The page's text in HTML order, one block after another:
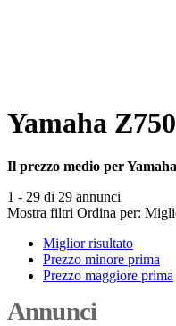
Yamaha Z750
Il prezzo medio per
1 - 29 di 29 annunci
Mostra filtri Ordina per:
Miglior risultato
Prezzo minore prima
Prezzo maggiore prima
Annunci